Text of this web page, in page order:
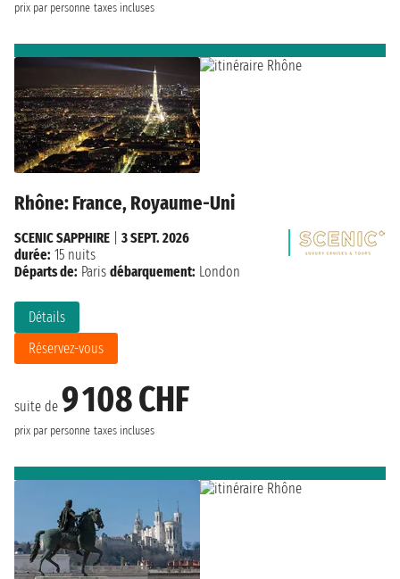
prix par personne taxes incluses
Rhône: France, Royaume-Uni
suite de 9 108 CHF
prix par personne taxes incluses
Détails
Réservez-vous
SCENIC SAPPHIRE
3 SEPT. 2026
durée: 15 nuits
Départs de: Paris débarquement: London